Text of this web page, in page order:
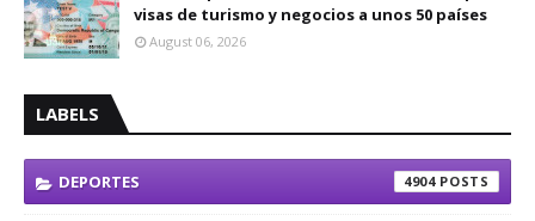
visas de turismo y negocios a unos 50 países
August 06, 2026
LABELS
DEPORTES 4904